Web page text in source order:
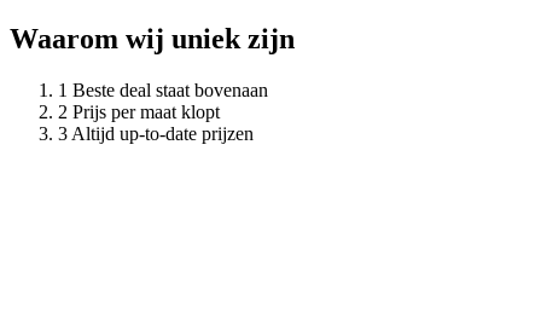
Waarom wij uniek zijn
Beste deal staat bovenaan
Prijs per maat klopt
Altijd up-to-date prijzen